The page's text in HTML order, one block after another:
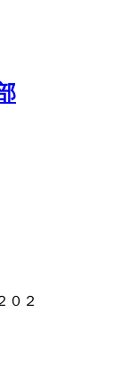
０２